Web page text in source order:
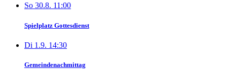
So 30.8. 11:00
Spielplatz Gottesdienst
Di 1.9. 14:30
Gemeindenachmittag